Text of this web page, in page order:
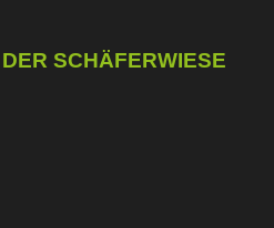
SCHÄFERWIESE